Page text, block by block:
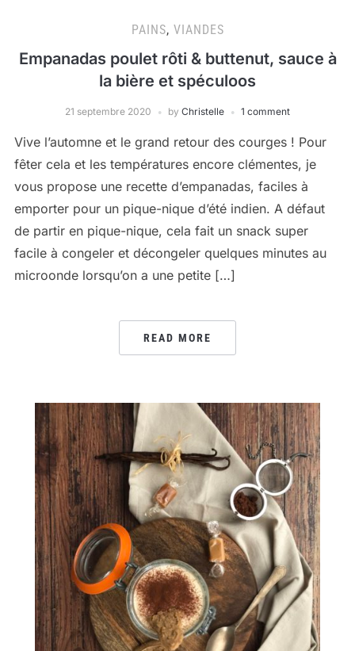
PAINS, VIANDES
Empanadas poulet rôti & buttenut, sauce à
la bière et spéculoos
21 septembre 2020 by Christelle 1 comment
Vive l’automne et le grand retour des courges ! Pour
fêter cela et les températures encore clémentes, je
vous propose une recette d’empanadas, faciles à
emporter pour un pique-nique d’été indien. A défaut
de partir en pique-nique, cela fait un snack super
facile à congeler et décongeler quelques minutes au
microonde lorsqu’on a une petite […]
READ MORE